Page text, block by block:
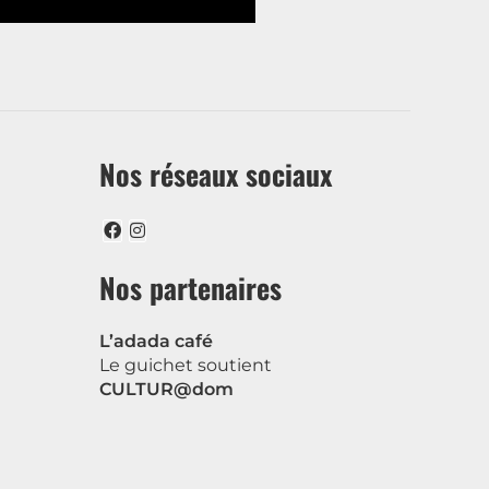
Nos réseaux sociaux
Nos partenaires
L’adada café
Le guichet soutient
CULTUR@dom